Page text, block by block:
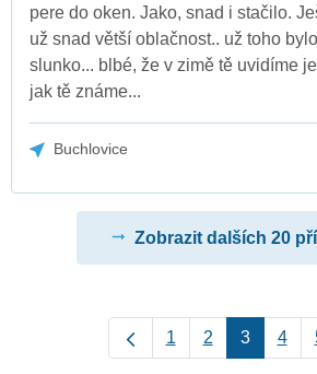
pere do oken. Jako, snad i stačilo.
už snad větší oblačnost.. už toho
slunko... blbé, že v zimě tě uvidíme
jak tě známe...
Buchlovice
Zobrazit dalších 20
1 2 3 4